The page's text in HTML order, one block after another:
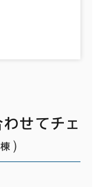
せてチェ
棟 ）